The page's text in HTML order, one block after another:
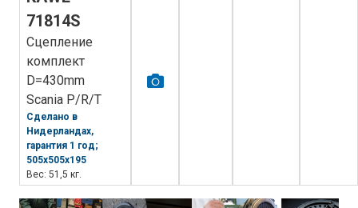
71814S
Сцепление
комплект
D=430mm
Scania P/R/T
Сделано в
Нидерландах,
гарантия 1 год;
505x505x195
Вес: 51,5 кг.